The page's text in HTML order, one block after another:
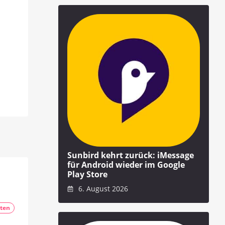
Sunbird kehrt zurück: iMessage
für Android wieder im Google
Play Store
6. August 2026